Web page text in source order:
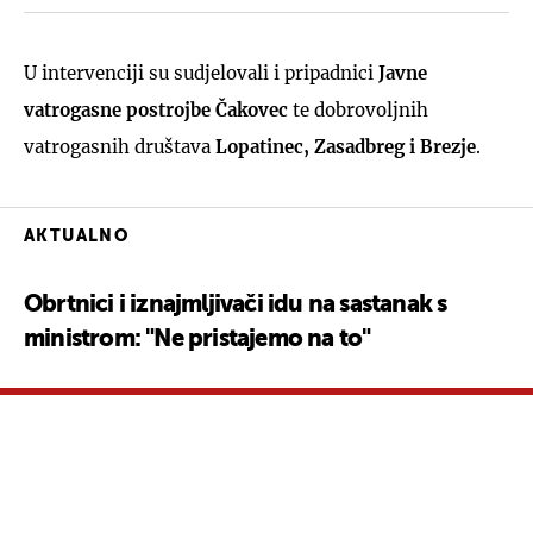
U intervenciji su sudjelovali i pripadnici Javne
vatrogasne postrojbe Čakovec te dobrovoljnih
vatrogasnih društava Lopatinec, Zasadbreg i Brezje.
AKTUALNO
Obrtnici i iznajmljivači idu na sastanak s
ministrom: "Ne pristajemo na to"